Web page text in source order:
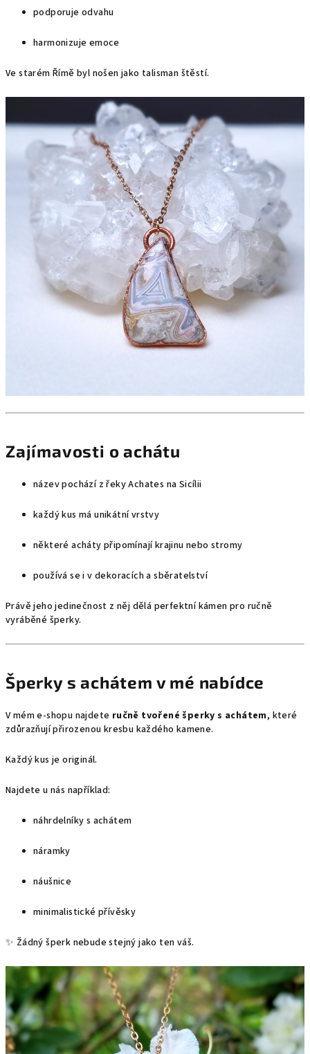
podporuje odvahu
harmonizuje emoce
Ve starém Římě byl nošen jako talisman štěstí.
Zajímavosti o achátu
název pochází z řeky Achates na Sicílii
každý kus má unikátní vrstvy
některé acháty připomínají krajinu nebo stromy
používá se i v dekoracích a sběratelství
Právě jeho jedinečnost z něj dělá perfektní kámen pro ručně
vyráběné šperky.
Šperky s achátem v mé nabídce
V mém e-shopu najdete ručně tvořené šperky s achátem, které
zdůrazňují přirozenou kresbu každého kamene.
Každý kus je originál.
Najdete u nás například:
náhrdelníky s achátem
náramky
náušnice
minimalistické přívěsky
✨ Žádný šperk nebude stejný jako ten váš.